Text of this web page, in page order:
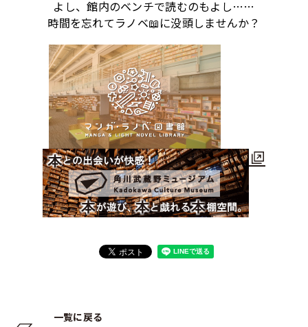
よし、館内のベンチで読むのもよし……
時間を忘れてラノベ📖に没頭しませんか？
一覧に戻る